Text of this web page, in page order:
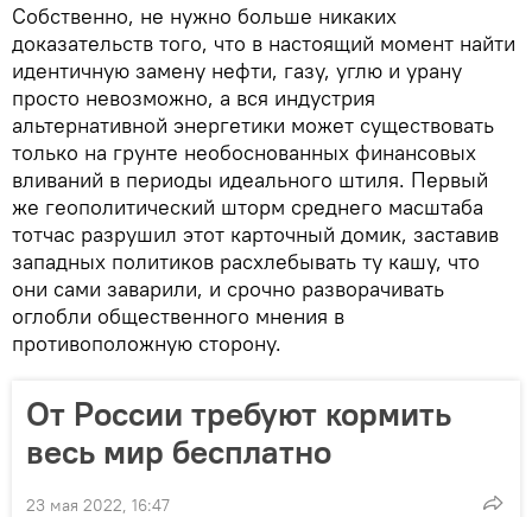
Собственно, не нужно больше никаких
доказательств того, что в настоящий момент найти
идентичную замену нефти, газу, углю и урану
просто невозможно, а вся индустрия
альтернативной энергетики может существовать
только на грунте необоснованных финансовых
вливаний в периоды идеального штиля. Первый
же геополитический шторм среднего масштаба
тотчас разрушил этот карточный домик, заставив
западных политиков расхлебывать ту кашу, что
они сами заварили, и срочно разворачивать
оглобли общественного мнения в
противоположную сторону.
От России требуют кормить
весь мир бесплатно
23 мая 2022, 16:47